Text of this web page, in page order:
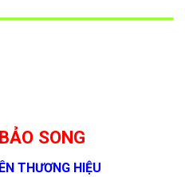
SONG
THƯƠNG HIỆU